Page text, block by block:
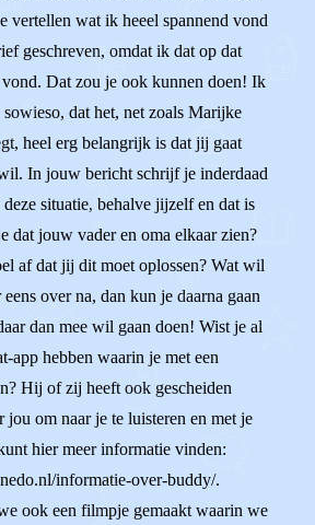
vertellen wat ik heeel spannend vond
geschreven, omdat ik dat op dat
Dat zou je ook kunnen doen! Ik
dat het, net zoals Marijke
heel erg belangrijk is dat jij gaat
In jouw bericht schrijf je inderdaad
situatie, behalve jijzelf en dat is
dat jouw vader en oma elkaar zien?
af dat jij dit moet oplossen? Wat wil
over na, dan kun je daarna gaan
dan mee wil gaan doen! Wist je al
app hebben waarin je met een
Hij of zij heeft ook gescheiden
jou om naar je te luisteren en met je
hier meer informatie vinden:
informatie-over-buddy/.
ook een filmpje gemaakt waarin we